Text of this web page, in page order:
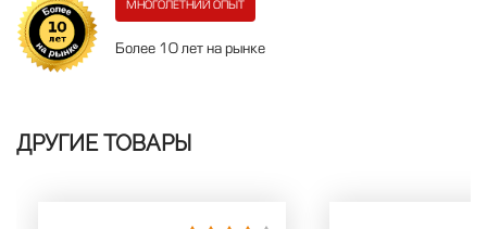
МНОГОЛЕТНИЙ ОПЫТ
Более 10 лет на рынке
ДРУГИЕ ТОВАРЫ